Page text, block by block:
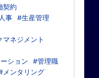
契約
事 #生産管理
マネジメント
ション
#管理職
メンタリング